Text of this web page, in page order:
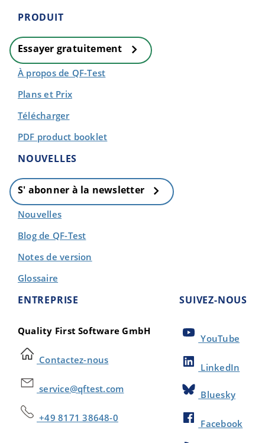
PRODUIT
Essayer gratuitement
À propos de QF-Test
Plans et Prix
Télécharger
PDF product booklet
NOUVELLES
S' abonner à la newsletter
Nouvelles
Blog de QF-Test
Notes de version
Glossaire
ENTREPRISE
Quality First Software GmbH
Contactez-nous
service@qftest.com
+49 8171 38648-0
SUIVEZ-NOUS
YouTube
LinkedIn
Bluesky
Facebook